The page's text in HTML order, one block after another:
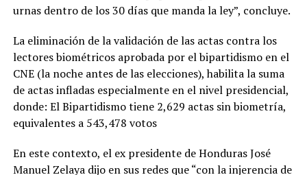
urnas dentro de los 30 días que manda la ley”, concluye.
La eliminación de la validación de las actas contra los
lectores biométricos aprobada por el bipartidismo en el
CNE (la noche antes de las elecciones), habilita la suma
de actas infladas especialmente en el nivel presidencial,
donde: El Bipartidismo tiene 2,629 actas sin biometría,
equivalentes a 543,478 votos
En este contexto, el ex presidente de Honduras José
Manuel Zelaya dijo en sus redes que “con la injerencia de